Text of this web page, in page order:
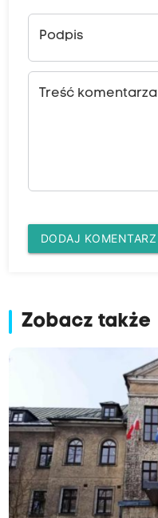
Podpis
Treść komentarza
DODAJ KOMENTARZ
Zobacz także